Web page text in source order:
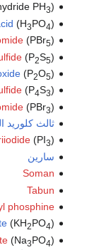
PH3)
(H3PO4)
(PBr5)
(P2S5)
(P2O5)
(P4S3)
(PBr3)
ثالث كلوريد
(PI3)
سارين
Soman
Tabun
phosphine
(KH2PO4)
(Na3PO4)